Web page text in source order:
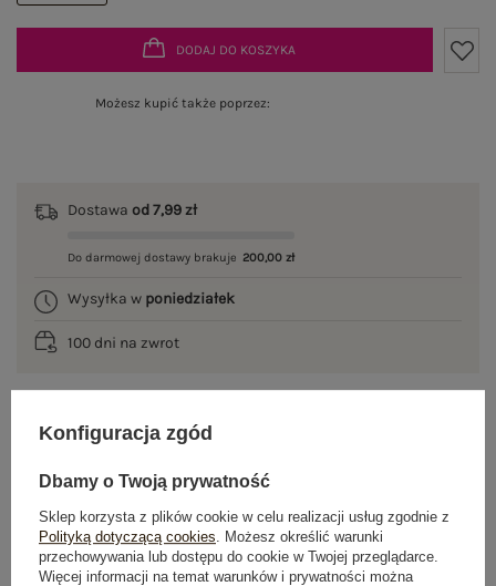
DODAJ DO KOSZYKA
Możesz kupić także poprzez:
Dostawa od 7,99 zł
Do darmowej dostawy brakuje 200,00 zł
Wysyłka w poniedziałek
100 dni na zwrot
OPIS PRODUKTU
GŁÓWNE PARAMETRY
OPINIE O PRODUKCIE (0)
Konfiguracja zgód
Dbamy o Twoją prywatność
Sklep korzysta z plików cookie w celu realizacji usług zgodnie z
Polityką dotyczącą cookies . Możesz określić warunki
przechowywania lub dostępu do cookie w Twojej przeglądarce.
Więcej informacji na temat warunków i prywatności można